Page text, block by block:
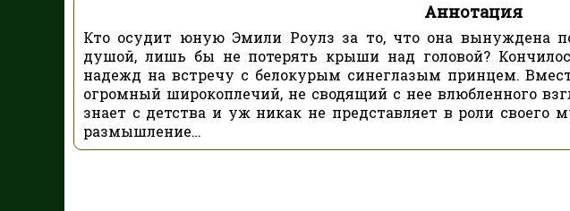
Аннотация
Кто осудит юную Эмили Роулз за то, что она вынуждена
душой, лишь бы не потерять крыши над головой?
надежд на встречу с белокурым синеглазым принцем.
огромный широкоплечий, не сводящий с нее влюбленного
знает с детства и уж никак не представляет в роли
размышление…